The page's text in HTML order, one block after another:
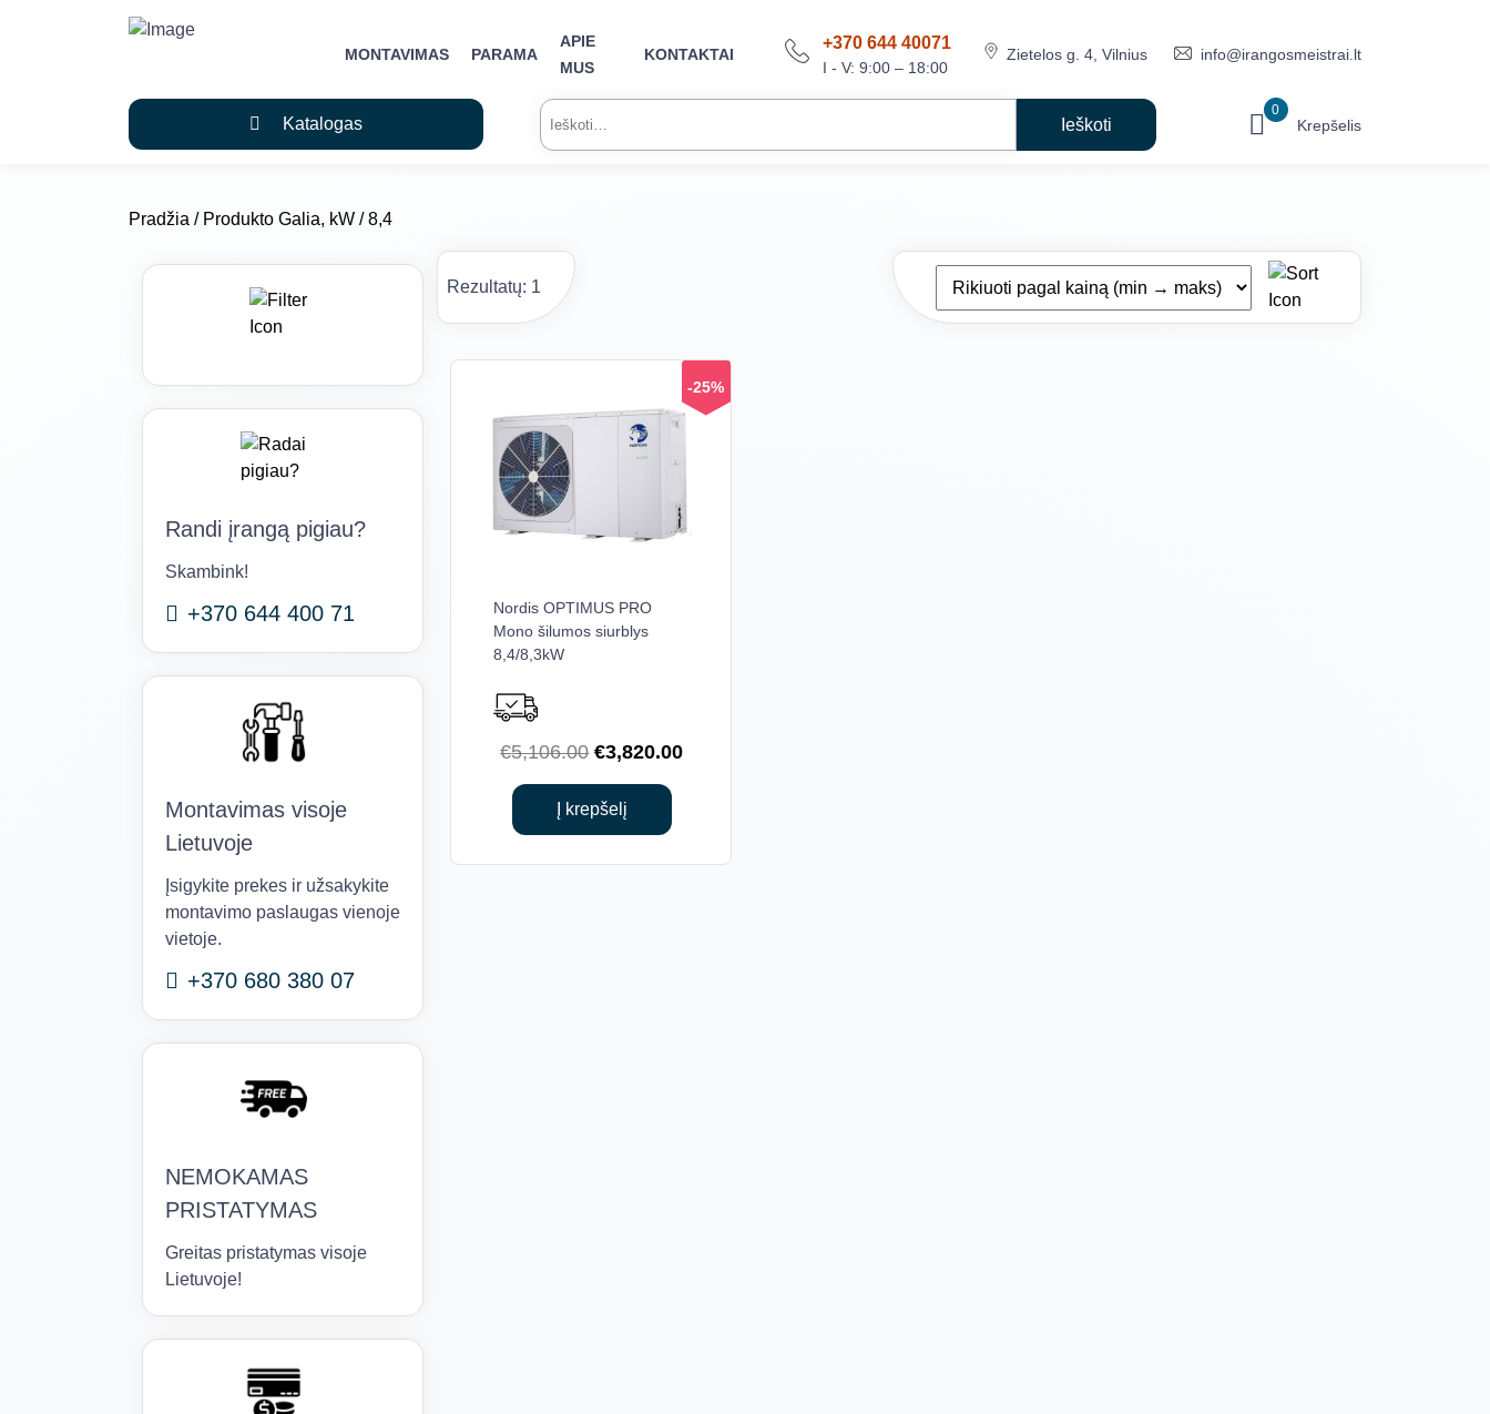
MONTAVIMAS PARAMA
APIE
MUS
KONTAKTAI
+370 644 40071
I - V: 9:00 – 18:00
Zietelos g. 4, Vilnius info@irangosmeistrai.lt
Katalogas
Ieškoti: 0
Krepšelis
Pradžia / Produkto Galia, kW / 8,4
Randi įrangą pigiau?
Skambink!
+370 644 400 71
Montavimas visoje
Lietuvoje
Įsigykite prekes ir užsakykite
montavimo paslaugas vienoje
vietoje.
+370 680 380 07
NEMOKAMAS
PRISTATYMAS
Greitas pristatymas visoje
Lietuvoje!
Rezultatų: 1
-25%
Nordis OPTIMUS PRO
Mono šilumos siurblys
8,4/8,3kW
€5,106.00 Original
price
was:
€5,106.00.
€3,820.00Current
Į krepšelį